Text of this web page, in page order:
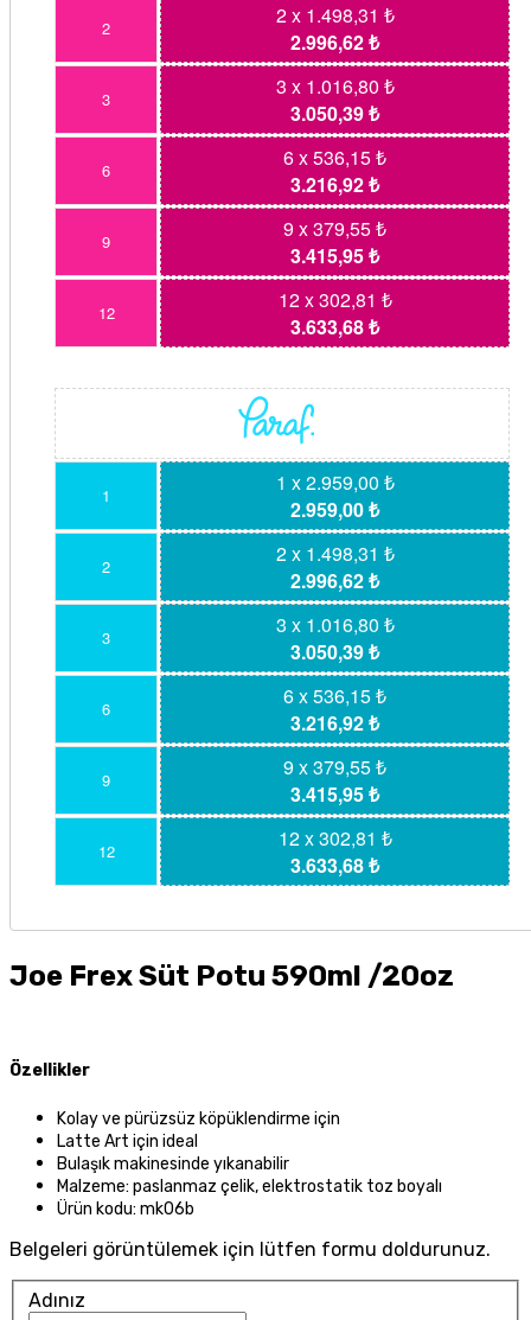
2
2 x 1.498,31 ₺
2.996,62 ₺
3
3 x 1.016,80 ₺
3.050,39 ₺
6
6 x 536,15 ₺
3.216,92 ₺
9
9 x 379,55 ₺
3.415,95 ₺
12
12 x 302,81 ₺
3.633,68 ₺
1
1 x 2.959,00 ₺
2.959,00 ₺
2
2 x 1.498,31 ₺
2.996,62 ₺
3
3 x 1.016,80 ₺
3.050,39 ₺
6
6 x 536,15 ₺
3.216,92 ₺
9
9 x 379,55 ₺
3.415,95 ₺
12
12 x 302,81 ₺
3.633,68 ₺
Joe Frex Süt Potu 590ml /20oz
Özellikler
Kolay ve pürüzsüz köpüklendirme için
Latte Art için ideal
Bulaşık makinesinde yıkanabilir
Malzeme: paslanmaz çelik, elektrostatik toz boyalı
Ürün kodu: mk06b
Belgeleri görüntülemek için lütfen formu doldurunuz.
Adınız